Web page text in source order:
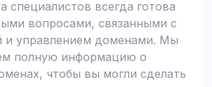
специалистов всегда готова
вопросами, связанными с
и управлением доменами. Мы
полную информацию о
чтобы вы могли сделать